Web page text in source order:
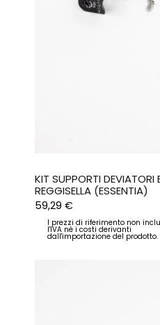
KIT SUPPORTI DEVIATORI
REGGISELLA (ESSENTIA)
59,29€
I prezzi di riferimento non
l'IVA né i costi derivanti
dall'importazione del prodotto.